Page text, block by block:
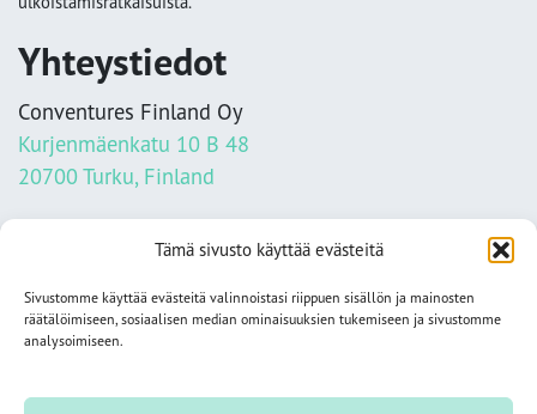
Tämä sivusto käyttää evästeitä
Sivustomme käyttää evästeitä valinnoistasi riippuen sisällön ja mainosten
räätälöimiseen, sosiaalisen median ominaisuuksien tukemiseen ja sivustomme
analysoimiseen.
Yhteystiedot
Conventures Finland Oy
Kurjenmäenkatu 10 B 48
20700 Turku, Finland
+358 2 284 1100
Tietosuojaseloste